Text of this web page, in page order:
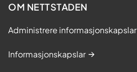
OM NETTSTADEN
Administrere informasjonskapslar
Informasjonskapslar